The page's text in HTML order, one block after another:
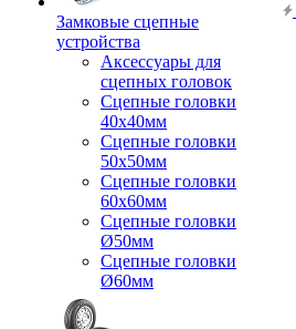
Замковые сцепные
устройства
Аксессуары для
сцепных головок
Сцепные головки
40x40мм
Сцепные головки
50x50мм
Сцепные головки
60x60мм
Сцепные головки
Ø50мм
Сцепные головки
Ø60мм